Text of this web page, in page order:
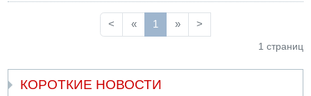
< « 1 » >
1 страниц
КОРОТКИЕ НОВОСТИ